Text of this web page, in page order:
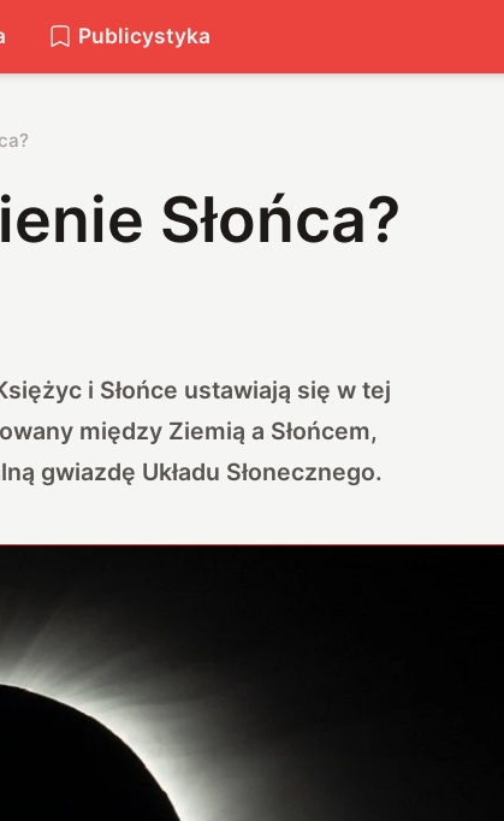
Publicystyka
Słońca?
i Słońce ustawiają się w tej
między Ziemią a Słońcem,
gwiazdę Układu Słonecznego.